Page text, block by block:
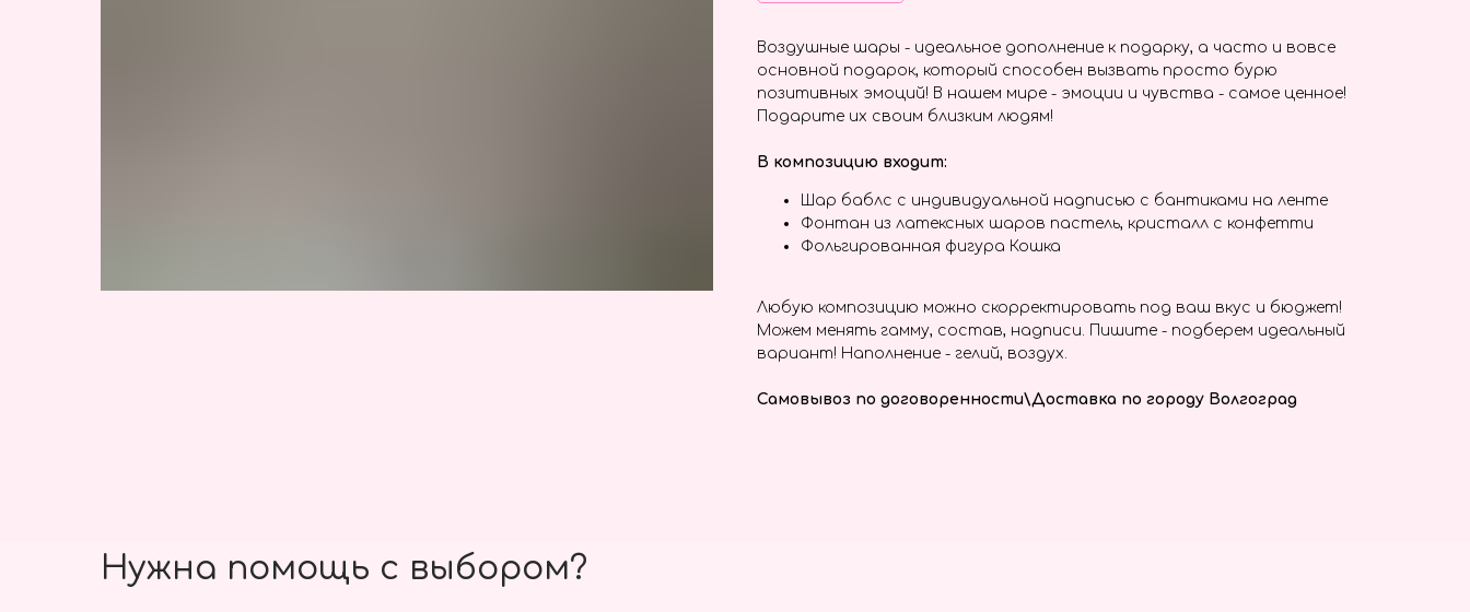
Воздушные шары - идеальное дополнение к подарку, а часто и вовсе
основной подарок, который способен вызвать просто бурю
позитивных эмоций! В нашем мире - эмоции и чувства - самое ценное!
Подарите их своим близким людям!
В композицию входит:
Шар баблс с индивидуальной надписью с бантиками на ленте
Фонтан из латексных шаров пастель, кристалл с конфетти
Фольгированная фигура Кошка
Любую композицию можно скорректировать под ваш вкус и бюджет!
Можем менять гамму, состав, надписи. Пишите - подберем идеальный
вариант! Наполнение - гелий, воздух.
Самовывоз по договоренности\Доставка по городу Волгоград
Нужна помощь с выбором?